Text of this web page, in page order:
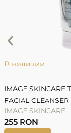
В наличии
IMAGE SKINCARE
FACIAL
IMAGE SKINCARE
255 RON